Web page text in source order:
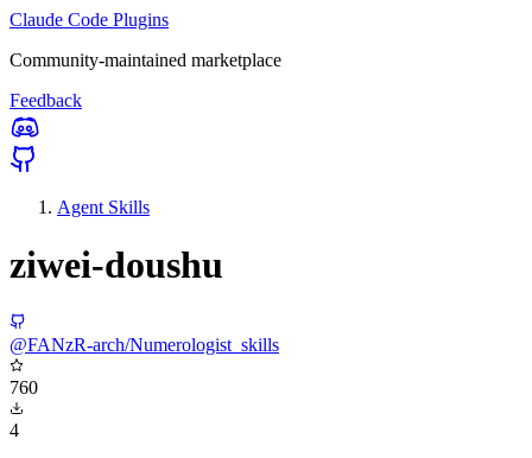
Claude Code Plugins
Community-maintained marketplace
Feedback
Agent Skills
ziwei-doushu
@FANzR-arch/Numerologist_skills
760
4